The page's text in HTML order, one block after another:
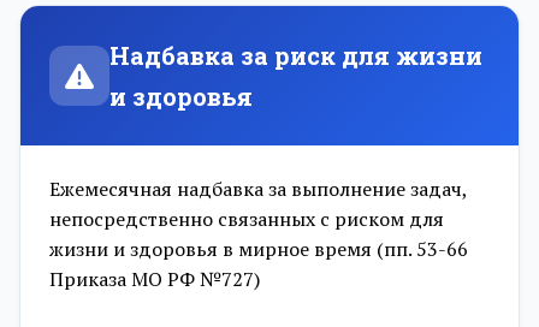
Надбавка за риск для жизни
и здоровья
Ежемесячная надбавка за выполнение задач,
непосредственно связанных с риском для
жизни и здоровья в мирное время (пп. 53-66
Приказа МО РФ №727)